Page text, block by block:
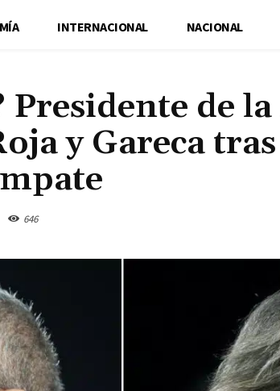
INTERNACIONAL NACIONAL
Presidente de
y Gareca tras
646